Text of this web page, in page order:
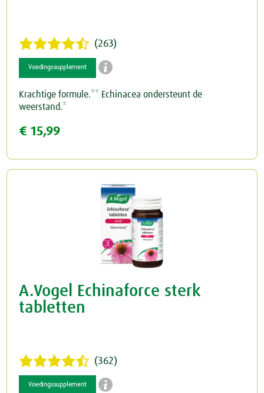
(263)
Voedingssupplement 
Krachtige formule.** Echinacea ondersteunt de
weerstand.*
€ 15,99
A.Vogel Echinaforce sterk
tabletten
(362)
Voedingssupplement 